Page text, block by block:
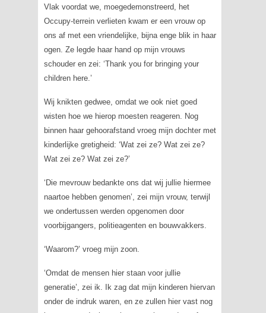
Vlak voordat we, moegedemonstreerd, het
Occupy-terrein verlieten kwam er een vrouw op
ons af met een vriendelijke, bijna enge blik in haar
ogen. Ze legde haar hand op mijn vrouws
schouder en zei: ‘Thank you for bringing your
children here.’
Wij knikten gedwee, omdat we ook niet goed
wisten hoe we hierop moesten reageren. Nog
binnen haar gehoorafstand vroeg mijn dochter met
kinderlijke gretigheid: ‘Wat zei ze? Wat zei ze?
Wat zei ze? Wat zei ze?’
‘Die mevrouw bedankte ons dat wij jullie hiermee
naartoe hebben genomen’, zei mijn vrouw, terwijl
we ondertussen werden opgenomen door
voorbijgangers, politieagenten en bouwvakkers.
‘Waarom?’ vroeg mijn zoon.
‘Omdat de mensen hier staan voor jullie
generatie’, zei ik. Ik zag dat mijn kinderen hiervan
onder de indruk waren, en ze zullen hier vast nog